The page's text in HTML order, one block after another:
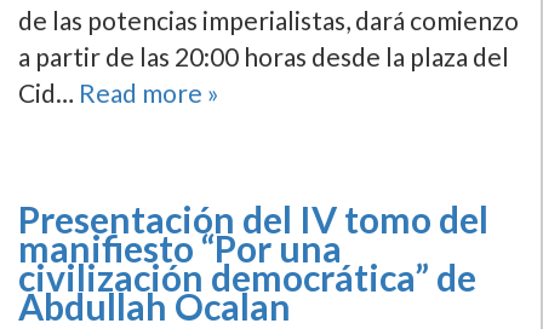
de las potencias imperialistas, dará comienzo
a partir de las 20:00 horas desde la plaza del
Cid… Read more »
Presentación del IV tomo del
manifiesto “Por una
civilización democrática” de
Abdullah Ocalan